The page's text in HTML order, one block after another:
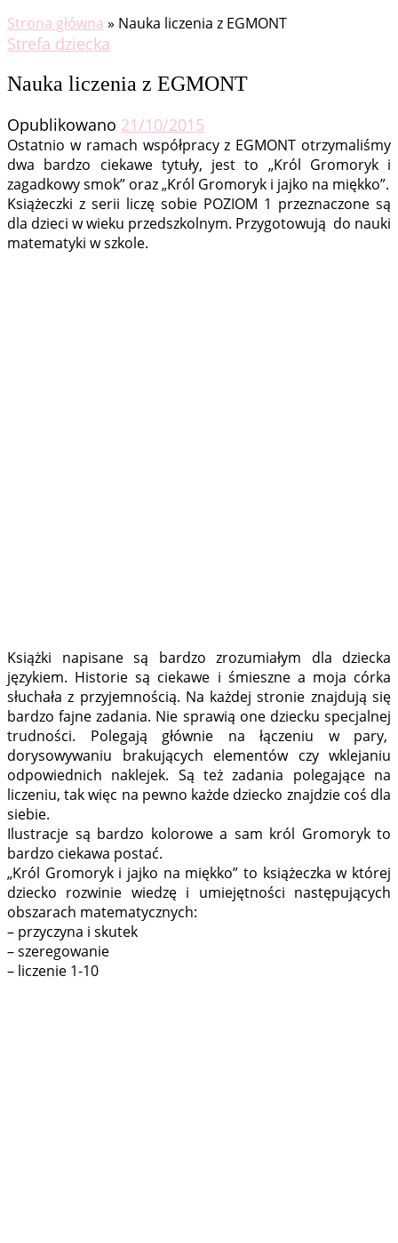
Strona główna » Nauka liczenia z EGMONT
Strefa dziecka
Nauka liczenia z EGMONT
Opublikowano 21/10/2015
Ostatnio w ramach współpracy z EGMONT otrzymaliśmy
dwa bardzo ciekawe tytuły, jest to „Król Gromoryk i
zagadkowy smok” oraz „Król Gromoryk i jajko na miękko”.
Książeczki z serii liczę sobie POZIOM 1 przeznaczone są
dla dzieci w wieku przedszkolnym. Przygotowują do nauki
matematyki w szkole.
Książki napisane są bardzo zrozumiałym dla dziecka
językiem. Historie są ciekawe i śmieszne a moja córka
słuchała z przyjemnością. Na każdej stronie znajdują się
bardzo fajne zadania. Nie sprawią one dziecku specjalnej
trudności. Polegają głównie na łączeniu w pary,
dorysowywaniu brakujących elementów czy wklejaniu
odpowiednich naklejek. Są też zadania polegające na
liczeniu, tak więc na pewno każde dziecko znajdzie coś dla
siebie.
Ilustracje są bardzo kolorowe a sam król Gromoryk to
bardzo ciekawa postać.
„Król Gromoryk i jajko na miękko” to książeczka w której
dziecko rozwinie wiedzę i umiejętności następujących
obszarach matematycznych:
– przyczyna i skutek
– szeregowanie
– liczenie 1-10